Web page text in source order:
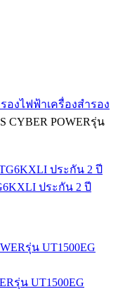
องไฟฟ้าเครื่องสำรอง
CYBER POWERรุ่น
ประกัน 2 ปี
รุ่น UT1500EG